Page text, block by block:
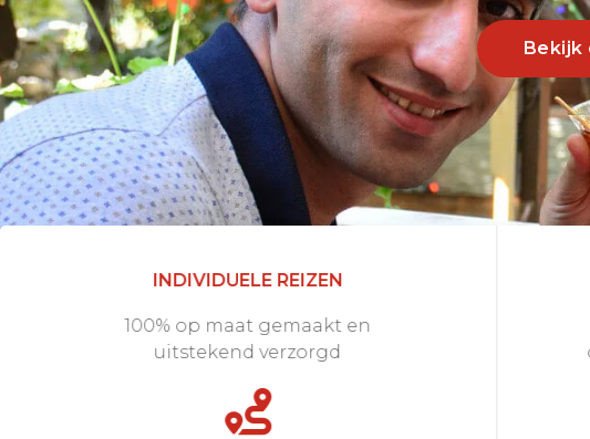
Bekijk
INDIVIDUELE REIZEN
100% op maat gemaakt en
uitstekend verzorgd